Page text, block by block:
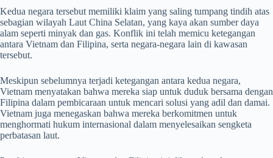
Kedua negara tersebut memiliki klaim yang saling tumpang tindih atas
sebagian wilayah Laut China Selatan, yang kaya akan sumber daya
alam seperti minyak dan gas. Konflik ini telah memicu ketegangan
antara Vietnam dan Filipina, serta negara-negara lain di kawasan
tersebut.
Meskipun sebelumnya terjadi ketegangan antara kedua negara,
Vietnam menyatakan bahwa mereka siap untuk duduk bersama dengan
Filipina dalam pembicaraan untuk mencari solusi yang adil dan damai.
Vietnam juga menegaskan bahwa mereka berkomitmen untuk
menghormati hukum internasional dalam menyelesaikan sengketa
perbatasan laut.